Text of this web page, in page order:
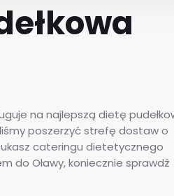
na najlepszą dietę
poszerzyć strefę dostaw o
cateringu dietetycznego
do Oławy, koniecznie sprawdź